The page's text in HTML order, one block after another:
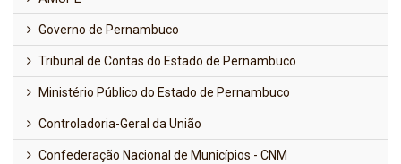
Governo de Pernambuco
Tribunal de Contas do Estado de Pernambuco
Ministério Público do Estado de Pernambuco
Controladoria-Geral da União
Confederação Nacional de Municípios - CNM